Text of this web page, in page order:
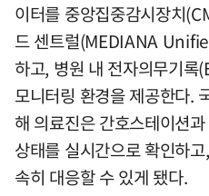
이터를 중앙집중감시장치
드 센트럴(MEDIANA
하고, 병원 내 전자의무기록
모니터링 환경을 제공한다.
해 의료진은 간호스테이션
상태를 실시간으로 확인하
속히 대응할 수 있게 됐다.